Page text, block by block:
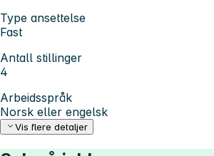
Type ansettelse
Fast
Antall stillinger
4
Arbeidsspråk
Norsk eller engelsk
Vis flere detaljer